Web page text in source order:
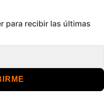
para recibir las últimas